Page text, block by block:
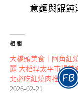
意麵與餛飩
相關
大橋頭美食｜阿角紅
麗 大稻埕太平市場美
北必吃紅燒肉推薦
2026-02-21